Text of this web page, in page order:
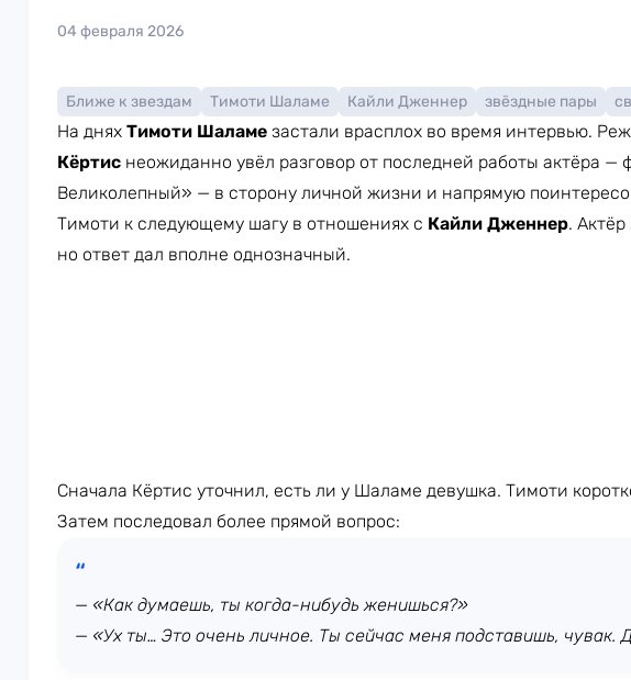
04 февраля 2026
Ближе к звездам Тимоти Шаламе Кайли Дженнер звёздные пары
На днях Тимоти Шаламе застали врасплох во время интервью.
Кёртис неожиданно увёл разговор от последней работы актёра —
Великолепный» — в сторону личной жизни и напрямую
Тимоти к следующему шагу в отношениях с Кайли Дженнер.
но ответ дал вполне однозначный.
Сначала Кёртис уточнил, есть ли у Шаламе девушка. Тимоти
Затем последовал более прямой вопрос:
— «Как думаешь, ты когда-нибудь женишься?»
— «Ух ты… Это очень личное. Ты сейчас меня подставишь, чувак.